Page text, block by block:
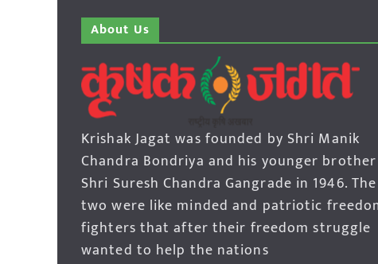
About Us
Krishak Jagat was founded by Shri Manik
Chandra Bondriya and his younger brother
Shri Suresh Chandra Gangrade in 1946. The
two were like minded and patriotic
fighters that after their freedom struggle
wanted to help the nations